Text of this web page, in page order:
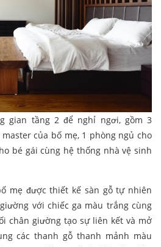
gian tầng 2 để nghỉ ngơi, gồm 3
của bố mẹ, 1 phòng ngủ cho
bé gái cùng hệ thống nhà vệ sinh
mẹ được thiết kế sàn gỗ tự nhiên
với chiếc ga màu trắng cùng
chân giường tạo sự liên kết và mở
các thanh gỗ thanh mảnh màu